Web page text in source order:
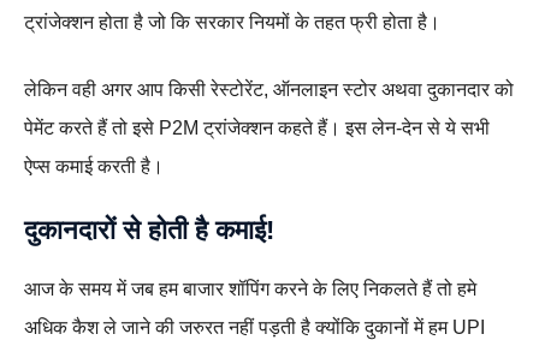
ट्रांजेक्शन होता है जो कि सरकार नियमों के तहत फ्री होता है।
लेकिन वही अगर आप किसी रेस्टोरेंट, ऑनलाइन स्टोर अथवा दुकानदार को
पेमेंट करते हैं तो इसे P2M ट्रांजेक्शन कहते हैं। इस लेन-देन से ये सभी
ऐप्स कमाई करती है।
दुकानदारों से होती है कमाई!
आज के समय में जब हम बाजार शॉपिंग करने के लिए निकलते हैं तो हमे
अधिक कैश ले जाने की जरुरत नहीं पड़ती है क्योंकि दुकानों में हम UPI